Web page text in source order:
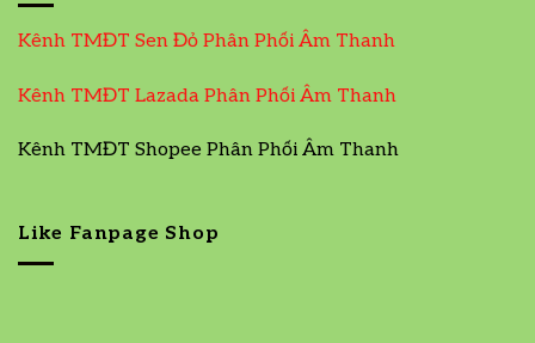
Kênh TMĐT Sen Đỏ Phân Phối Âm Thanh
Kênh TMĐT Lazada Phân Phối Âm Thanh
Kênh TMĐT Shopee Phân Phối Âm Thanh
Like Fanpage Shop